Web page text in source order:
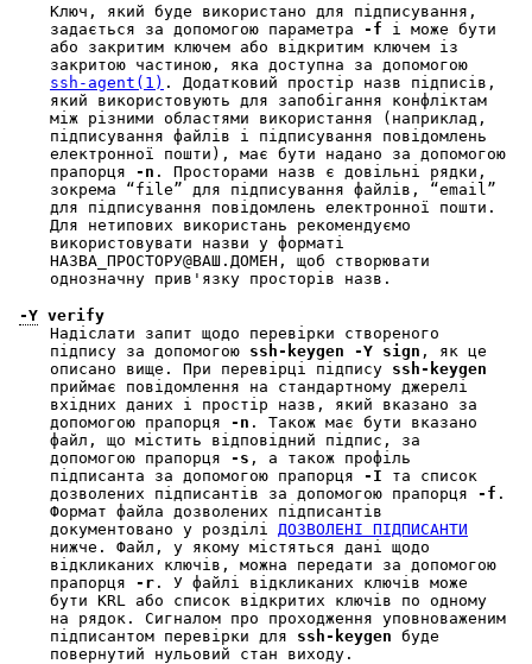
Ключ, який буде використано для підписування,
задається за допомогою параметра -f і може бути
або закритим ключем або відкритим ключем із
закритою частиною, яка доступна за допомогою
ssh-agent(1) . Додатковий простір назв підписів,
який використовують для запобігання конфліктам
між різними областями використання (наприклад,
підписування файлів і підписування повідомлень
електронної пошти), має бути надано за допомогою
прапорця -n . Просторами назв є довільні рядки,
зокрема “file” для підписування файлів, “email”
для підписування повідомлень електронної пошти.
Для нетипових використань рекомендуємо
використовувати назви у форматі
НАЗВА_ПРОСТОРУ@ВАШ.ДОМЕН, щоб створювати
однозначну прив'язку просторів назв.
-Y verify
Надіслати запит щодо перевірки створеного
підпису за допомогою ssh-keygen -Y sign , як це
описано вище. При перевірці підпису ssh-keygen
приймає повідомлення на стандартному джерелі
вхідних даних і простір назв, який вказано за
допомогою прапорця -n . Також має бути вказано
файл, що містить відповідний підпис, за
допомогою прапорця -s , а також профіль
підписанта за допомогою прапорця -I та список
дозволених підписантів за допомогою прапорця -f .
Формат файла дозволених підписантів
документовано у розділі
ДОЗВОЛЕНІ ПІДПИСАНТИ
нижче. Файл, у якому містяться дані щодо
відкликаних ключів, можна передати за допомогою
прапорця -r . У файлі відкликаних ключів може
бути KRL або список відкритих ключів по одному
на рядок. Сигналом про проходження уповноваженим
підписантом перевірки для ssh-keygen
повернутий нульовий стан виходу.